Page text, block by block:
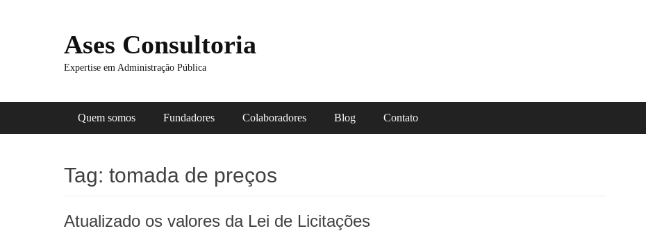
Ases Consultoria
Expertise em Administração Pública
Menu principal
conteúdo
Quem somos Fundadores Colaboradores Blog Contato
Tag: tomada de preços
Atualizado os valores da Lei de Licitações